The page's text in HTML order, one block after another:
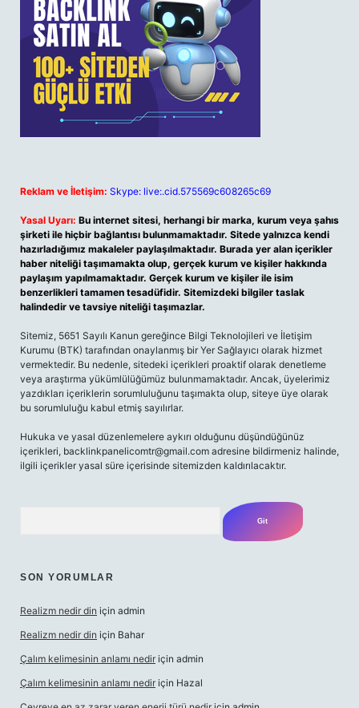
Reklam ve İletişim: Skype: live:.cid.575569c608265c69
Yasal Uyarı: Bu internet sitesi, herhangi bir marka, kurum veya şahıs
şirketi ile hiçbir bağlantısı bulunmamaktadır. Sitede yalnızca kendi
hazırladığımız makaleler paylaşılmaktadır. Burada yer alan içerikler
haber niteliği taşımamakta olup, gerçek kurum ve kişiler hakkında
paylaşım yapılmamaktadır. Gerçek kurum ve kişiler ile isim
benzerlikleri tamamen tesadüfidir. Sitemizdeki bilgiler taslak
halindedir ve tavsiye niteliği taşımazlar.
Sitemiz, 5651 Sayılı Kanun gereğince Bilgi Teknolojileri ve İletişim
Kurumu (BTK) tarafından onaylanmış bir Yer Sağlayıcı olarak hizmet
vermektedir. Bu nedenle, sitedeki içerikleri proaktif olarak denetleme
veya araştırma yükümlülüğümüz bulunmamaktadır. Ancak, üyelerimiz
yazdıkları içeriklerin sorumluluğunu taşımakta olup, siteye üye olarak
bu sorumluluğu kabul etmiş sayılırlar.
Hukuka ve yasal düzenlemelere aykırı olduğunu düşündüğünüz
içerikleri, backlinkpanelicomtr@gmail.com adresine bildirmeniz halinde,
ilgili içerikler yasal süre içerisinde sitemizden kaldırılacaktır.
SON YORUMLAR
Realizm nedir din için admin
Realizm nedir din için Bahar
Çalım kelimesinin anlamı nedir için admin
Çalım kelimesinin anlamı nedir için Hazal